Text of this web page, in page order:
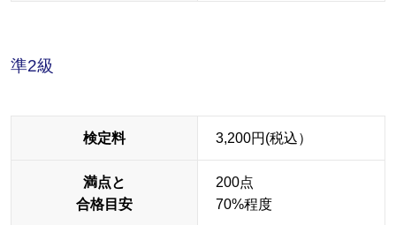
準2級
検定料 3,200円(税込）
満点と
合格目安
200点
70%程度